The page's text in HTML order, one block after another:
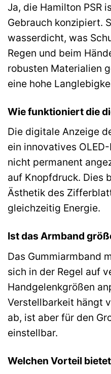
Ja, die Hamilton PSR
Gebrauch konzipiert.
wasserdicht, was
Regen und beim
robusten Materialien
eine hohe
Wie funktioniert die
Die digitale Anzeige
ein innovatives
nicht permanent
auf Knopfdruck. Dies
Ästhetik des
gleichzeitig Energie.
Ist das Armband
Das Gummiarmband
sich in der Regel auf
Handgelenkgrößen
Verstellbarkeit hängt
ab, ist aber für den
einstellbar.
Welchen Vorteil